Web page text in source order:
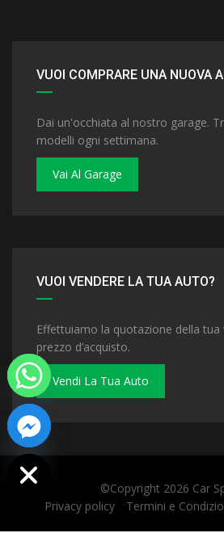
VUOI COMPRARE UNA NUOVA
Dai un'occhiata al nostro garage.
modelli ogni settimana.
Vai Al Garage
VUOI VENDERE LA TUA AUTO?
Effettuiamo la quotazione della
prezzo d’acquisto.
Vendi La Tua Auto
©Copyright 2026 Car
Privacy policy
Termini e